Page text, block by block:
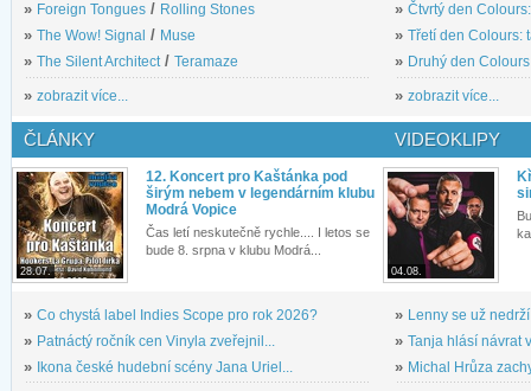
» Foreign Tongues / Rolling Stones
» The Wow! Signal / Muse
» The Silent Architect/ Teramaze
» zobrazit více...
» Čtvrtý den
» Třetí den Colours:
» Druhý den
» zobrazit více...
ČLÁNKY
28.07.
12. Koncert pro Kaštánka pod
širým nebem v legendárním klubu
Modrá Vopice
Čas letí neskutečně rychle.... I letos se
bude 8. srpna v klubu Modrá...
» Co chystá label Indies Scope pro rok 2026?
» Patnáctý ročník cen Vinyla zveřejnil...
» Ikona české hudební scény Jana Uriel...
VIDEOKLIPY
04.08.
» Lenny se už
» Tanja hlásí návrat
» Michal Hrůza